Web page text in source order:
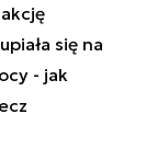
się na
- jak